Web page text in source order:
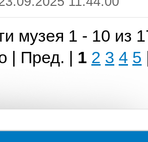
музея 1 - 10 из
| Пред. | 1 2 3 4 5